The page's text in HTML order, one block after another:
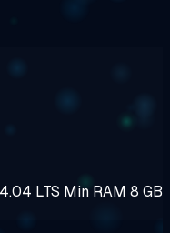
LTS Min RAM 8 GB